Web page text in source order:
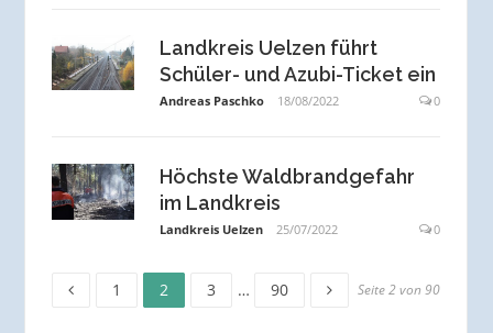
Landkreis Uelzen führt
Schüler- und Azubi-Ticket ein
Andreas Paschko 18/08/2022 0
Höchste Waldbrandgefahr
im Landkreis
Landkreis Uelzen 25/07/2022 0
Seitennummerierung
Seite
1 Seite
2 3 … 90 Seite 2 von 90